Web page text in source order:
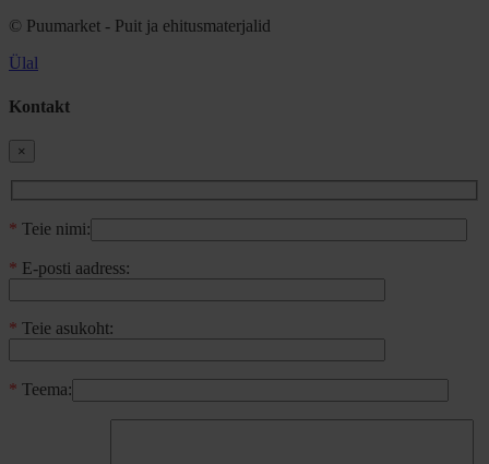
© Puumarket - Puit ja ehitusmaterjalid
Ülal
Kontakt
×
* Teie nimi:
* E-posti aadress:
* Teie asukoht:
* Teema: